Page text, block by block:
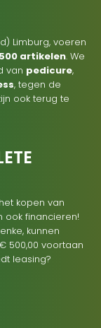
Limburg, voeren
artikelen. We
van pedicure,
, tegen de
ook terug te
kopen van
ook financieren!
kunnen
500,00 voortaan
leasing?